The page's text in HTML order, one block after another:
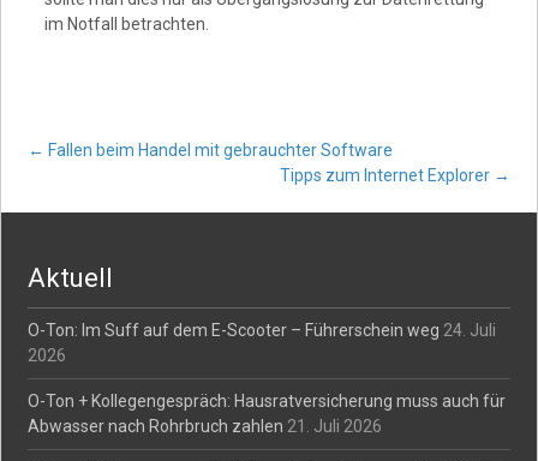
im Notfall betrachten.
Post
← Fallen beim Handel mit gebrauchter Software
Tipps zum Internet Explorer →
Aktuell
O-Ton: Im Suff auf dem E-Scooter – Führerschein weg 24. Juli
2026
O-Ton + Kollegengespräch: Hausratversicherung muss auch für
Abwasser nach Rohrbruch zahlen 21. Juli 2026